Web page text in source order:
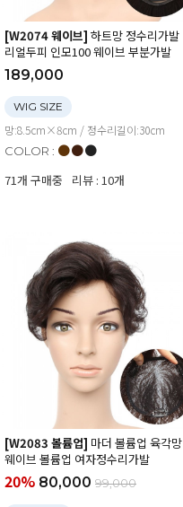
[W2074 웨이브] 하트망 정수리가발
리얼두피 인모100 웨이브 부분가발
189,000
WIG SIZE
망:8.5cm×8cm / 정수리길이:30cm
COLOR : ● ● ●
71개 구매중 리뷰 : 10개
[W2083 볼륨업] 마더 볼륨업 육각망
웨이브 볼륨업 여자정수리가발
20% 80,000 99,000